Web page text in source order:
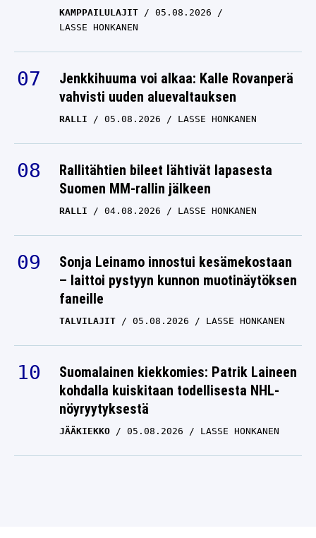
KAMPPAILULAJIT
05.08.2026
LASSE HONKANEN
Jenkkihuuma voi alkaa: Kalle Rovanperä
vahvisti uuden aluevaltauksen
RALLI 05.08.2026 LASSE HONKANEN
Rallitähtien bileet lähtivät lapasesta
Suomen MM-rallin jälkeen
RALLI 04.08.2026 LASSE HONKANEN
Sonja Leinamo innostui kesämekostaan
– laittoi pystyyn kunnon muotinäytöksen
faneille
TALVILAJIT 05.08.2026 LASSE HONKANEN
Suomalainen kiekkomies: Patrik Laineen
kohdalla kuiskitaan todellisesta NHL-
nöyryytyksestä
JÄÄKIEKKO 05.08.2026 LASSE HONKANEN